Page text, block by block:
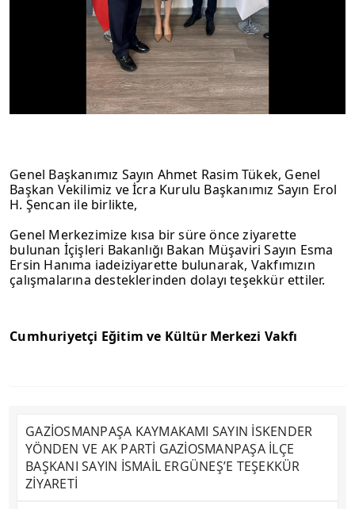
Genel Başkanımız Sayın Ahmet Rasim Tükek, Genel
Başkan Vekilimiz ve İcra Kurulu Başkanımız Sayın Erol
H. Şencan ile birlikte,
Genel Merkezimize kısa bir süre önce ziyarette
bulunan İçişleri Bakanlığı Bakan Müşaviri Sayın Esma
Ersin Hanıma iadeiziyarette bulunarak, Vakfımızın
çalışmalarına desteklerinden dolayı teşekkür ettiler.
Cumhuriyetçi Eğitim ve Kültür Merkezi Vakfı
GAZİOSMANPAŞA KAYMAKAMI SAYIN İSKENDER
YÖNDEN VE AK PARTİ GAZİOSMANPAŞA İLÇE
BAŞKANI SAYIN İSMAİL ERGÜNEŞ’E TEŞEKKÜR
ZİYARETİ